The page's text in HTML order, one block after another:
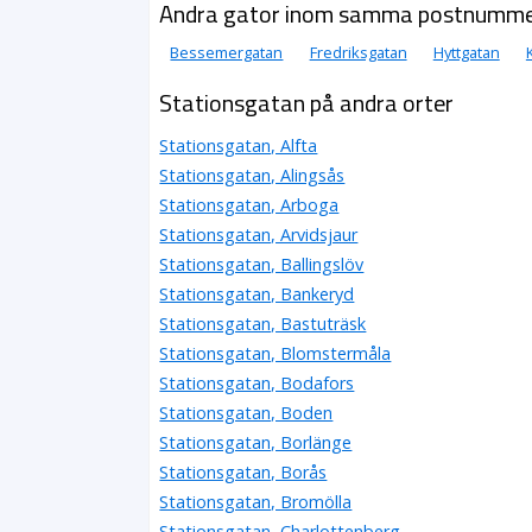
Andra gator inom samma
Bessemergatan Fredriksgatan Hyttgatan
Stationsgatan på andra orter
Stationsgatan, Alfta
Stationsgatan, Alingsås
Stationsgatan, Arboga
Stationsgatan, Arvidsjaur
Stationsgatan, Ballingslöv
Stationsgatan, Bankeryd
Stationsgatan, Bastuträsk
Stationsgatan, Blomstermåla
Stationsgatan, Bodafors
Stationsgatan, Boden
Stationsgatan, Borlänge
Stationsgatan, Borås
Stationsgatan, Bromölla